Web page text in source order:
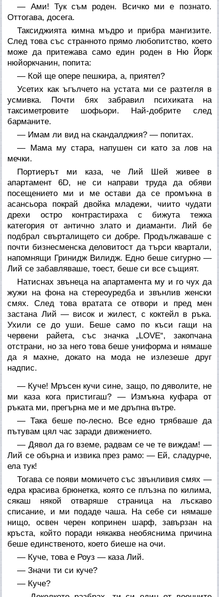
— Ами! Тук съм роден. Всичко ми е познато.
Оттогава, досега.
Таксиджията кимна мъдро и прибра мангизите.
След това със странното прямо любопитство, което
може да притежава само един роден в Ню Йорк
нюйоркчанин, попита:
— Кой ще опере пешкира, а, приятел?
Усетих как ъгълчето на устата ми се разтегля в
усмивка. Почти бях забравил психиката на
таксиметровите шофьори. Най-добрите след
барманите.
— Имам ли вид на скандалджия? — попитах.
— Мама му стара, напушен си като за лов на
мечки.
Портиерът ми каза, че Лий Шей живее в
апартамент 6D, не си направи труда да обяви
посещението ми и ме остави да се промъкна в
асансьора покрай двойка младежи, чиито чудати
дрехи остро контрастираха с бижута тежка
категория от антично злато и диаманти. Лий бе
подбрал свърталището си добре. Продължаваше с
почти бизнесменска деловитост да търси квартали,
напомнящи Гринидж Вилидж. Едно беше сигурно —
Лий се забавляваше, тоест, беше си все същият.
Натиснах звънеца на апартамента му и го чух да
жужи на фона на стереоуредба и звънлив женски
смях. След това вратата се отвори и пред мен
застана Лий — висок и жилест, с коктейл в ръка.
Ухили се до уши. Беше само по къси гащи на
червени райета, със значка „LOVE“, закопчана
отстрани, но за него това беше униформа и нямаше
да я махне, докато на мода не излезеше друг
надпис.
— Куче! Мръсен кучи сине, защо, по дяволите, не
ми каза кога пристигаш? — Измъкна куфара от
ръката ми, прегърна ме и ме дръпна вътре.
— Така беше по-лесно. Все едно трябваше да
пътувам цял час заради движението.
— Дявол да го вземе, радвам се че те виждам! —
Лий се обърна и извика през рамо: — Ей, сладурче,
ела тук!
Тогава се появи момичето със звънливия смях —
едра красива брюнетка, която се плъзна по килима,
сякаш някой отваряше страница на лъскаво
списание, и ми подаде чаша. На себе си нямаше
нищо, освен черен копринен шарф, завързан на
кръста, който поради някаква необяснима причина
беше единственото, което биеше на очи.
— Куче, това е Роуз — каза Лий.
— Значи ти си куче?
— Куче?